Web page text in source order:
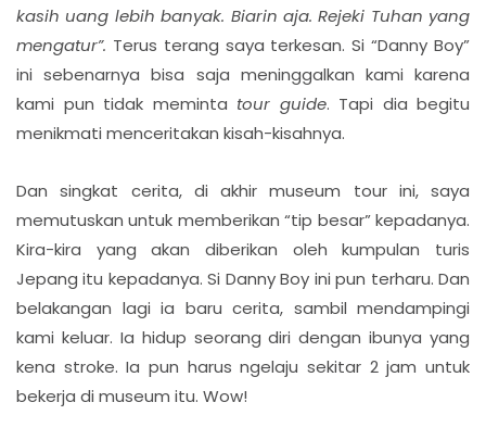
kasih uang lebih banyak. Biarin aja. Rejeki Tuhan yang
mengatur”. Terus terang saya terkesan. Si “Danny Boy”
ini sebenarnya bisa saja meninggalkan kami karena
kami pun tidak meminta tour guide. Tapi dia begitu
menikmati menceritakan kisah-kisahnya.
Dan singkat cerita, di akhir museum tour ini, saya
memutuskan untuk memberikan “tip besar” kepadanya.
Kira-kira yang akan diberikan oleh kumpulan turis
Jepang itu kepadanya. Si Danny Boy ini pun terharu. Dan
belakangan lagi ia baru cerita, sambil mendampingi
kami keluar. Ia hidup seorang diri dengan ibunya yang
kena stroke. Ia pun harus ngelaju sekitar 2 jam untuk
bekerja di museum itu. Wow!